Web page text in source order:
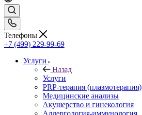
Телефоны
+7 (499) 229-99-69
Услуги
Назад
Услуги
PRP-терапия (плазмотерапия)
Медицинские анализы
Акушерство и гинекология
Аллергология-иммунология